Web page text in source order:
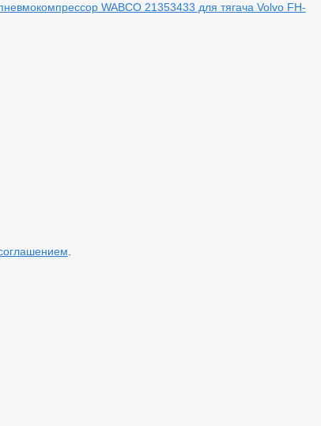
WABCO 21353433 для тягача Volvo FH-